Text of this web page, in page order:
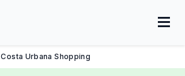
Costa Urbana Shopping